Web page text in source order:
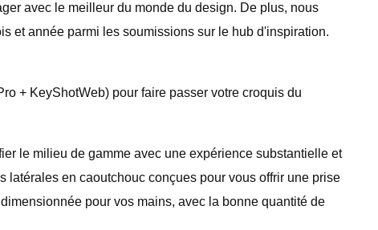
avec le meilleur du monde du design. De plus, nous
et année parmi les soumissions sur le hub d'inspiration.
+ KeyShotWeb) pour faire passer votre croquis du
le milieu de gamme avec une expérience substantielle et
en caoutchouc conçues pour vous offrir une prise
pour vos mains, avec la bonne quantité de